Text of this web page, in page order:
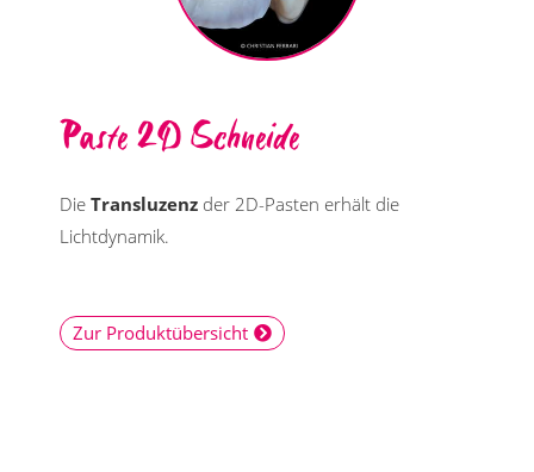
Paste 2D Schneide
Die Transluzenz der 2D-Pasten erhält die
Lichtdynamik.
Zur Produktübersicht